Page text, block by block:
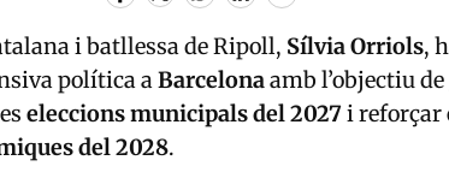
i batllessa de Ripoll, Sílvia Orriols,
política aBarcelonaamb l’objectiu
eleccions municipals del 2027i reforçar
del 2028.